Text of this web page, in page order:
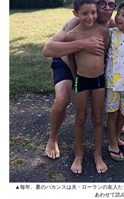
▲毎年、夏のバカンスは夫・ローランの友人た
あわせて読